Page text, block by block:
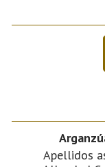
Apellidos